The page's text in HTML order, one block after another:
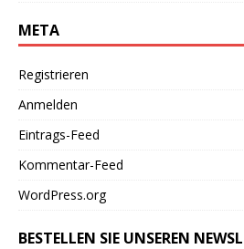
META
Registrieren
Anmelden
Eintrags-Feed
Kommentar-Feed
WordPress.org
BESTELLEN SIE UNSEREN